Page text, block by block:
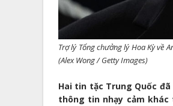
Trợ lý Tổng chưởng lý Hoa Kỳ về
(Alex Wong / Getty Images)
Hai tin tặc Trung Quốc
thông tin nhạy cảm khác